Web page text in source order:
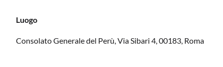
Luogo
Consolato Generale del Perù, Via Sibari 4, 00183, Roma